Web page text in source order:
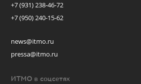
+7 (931) 238-46-72
+7 (950) 240-15-62
news@itmo.ru
pressa@itmo.ru
ИТМО в соцсетях